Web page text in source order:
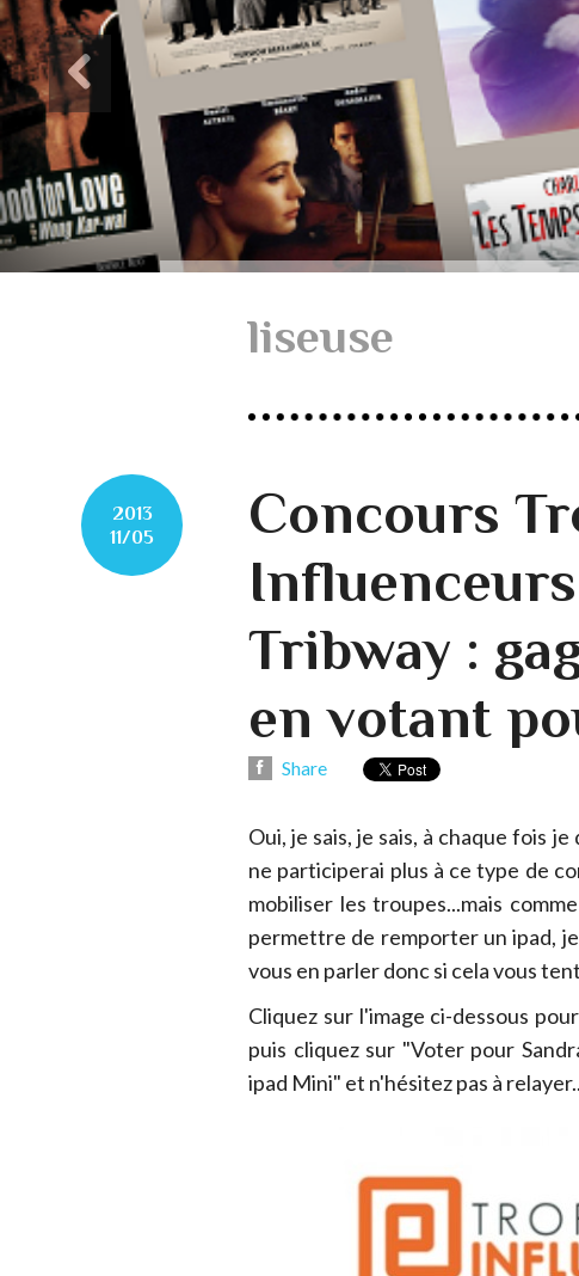
liseuse
2013
11/05
Concours
Influenceurs
Tribway :
en votant
Share
Oui, je sais, je sais, à chaque fois
ne participerai plus à ce type de
mobiliser les troupes...mais
permettre de remporter un ipad,
vous en parler donc si cela vous
Cliquez sur l'image ci-dessous
puis cliquez sur "Voter pour
ipad Mini" et n'hésitez pas à